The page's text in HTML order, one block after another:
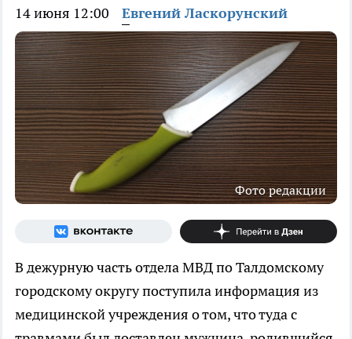
14 июня 12:00 Евгений Ласкорунский
Фото редакции
В дежурную часть отдела МВД по Талдомскому
городскому округу поступила информация из
медицинской учреждения о том, что туда с